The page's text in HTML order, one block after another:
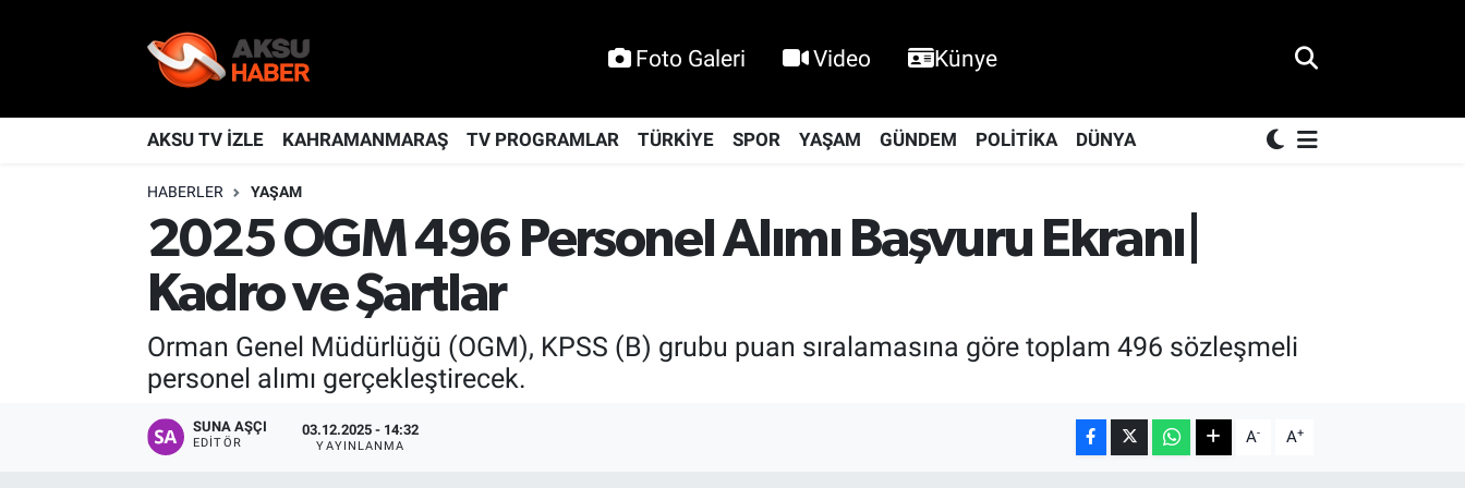
Foto Galeri Video Künye
AKSU TV İZLE KAHRAMANMARAŞ TV PROGRAMLAR TÜRKİYE SPOR YAŞAM GÜNDEM POLİTİKA DÜNYA
HABERLER YAŞAM
2025 OGM 496 Personel Alımı Başvuru Ekranı|
Kadro ve Şartlar
Orman Genel Müdürlüğü (OGM), KPSS (B) grubu puan sıralamasına göre toplam 496 sözleşmeli
personel alımı gerçekleştirecek.
SUNA AŞÇI
EDITÖR
03.12.2025 - 14:32
YAYINLANMA A- A+
KAHRAMANMARAŞ
Nöbetçi Eczaneler
Hava Durumu
Kahramanmaraş Namaz Vakitleri
Trafik Durumu
TFF 2.Lig Kırmızı Grup Puan Durumu ve Fikstür
Tüm Manşetler
Son Dakika Haberleri